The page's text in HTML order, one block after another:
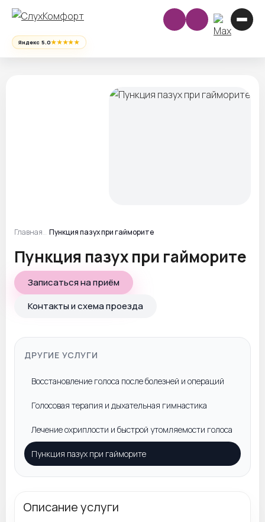
Яндекс 5.0★★★★★
Главная Пункция пазух при гайморите
Пункция пазух при гайморите
Записаться на приём
Контакты и схема проезда
ДРУГИЕ УСЛУГИ
Восстановление голоса после болезней и операций
Голосовая терапия и дыхательная гимнастика
Лечение охриплости и быстрой утомляемости голоса
Пункция пазух при гайморите
Описание услуги